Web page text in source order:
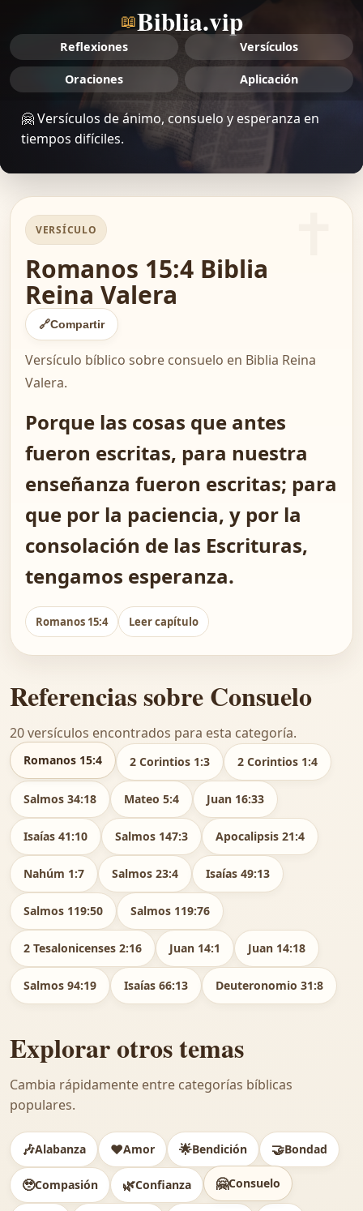
📖Biblia.vip
Reflexiones Versículos
Oraciones Aplicación
🤗 Versículos de ánimo, consuelo y esperanza en
tiempos difíciles.
VERSÍCULO
Romanos 15:4 Biblia
Reina Valera
🔗Compartir
Versículo bíblico sobre consuelo en Biblia Reina
Valera.
Porque las cosas que antes
fueron escritas, para nuestra
enseñanza fueron escritas; para
que por la paciencia, y por la
consolación de las Escrituras,
tengamos esperanza.
Romanos 15:4 Leer capítulo
Referencias sobre Consuelo
20 versículos encontrados para esta categoría.
Romanos 15:4 2 Corintios 1:3 2 Corintios 1:4
Salmos 34:18 Mateo 5:4 Juan 16:33
Isaías 41:10 Salmos 147:3 Apocalipsis 21:4
Nahúm 1:7 Salmos 23:4 Isaías 49:13
Salmos 119:50 Salmos 119:76
2 Tesalonicenses 2:16 Juan 14:1 Juan 14:18
Salmos 94:19 Isaías 66:13 Deuteronomio 31:8
Explorar otros temas
Cambia rápidamente entre categorías bíblicas
populares.
🎶Alabanza ❤️Amor 🌟Bendición 🤝Bondad
🥹Compasión 🌿Confianza 🤗Consuelo